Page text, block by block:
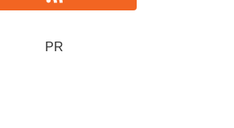
PR